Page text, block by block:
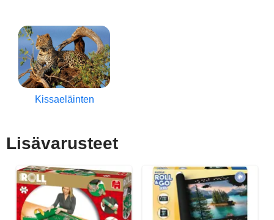
Kissaeläinten
Lisävarusteet